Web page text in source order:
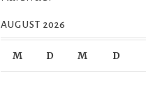
AUGUST 2026
M D M D